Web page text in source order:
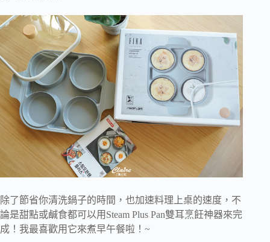
除了節省你清洗鍋子的時間，也加速料理上桌的速度，不
論是甜點或鹹食都可以用Steam Plus Pan雙耳烹飪神器來完
成！我最喜歡用它來煮早午餐啦！~